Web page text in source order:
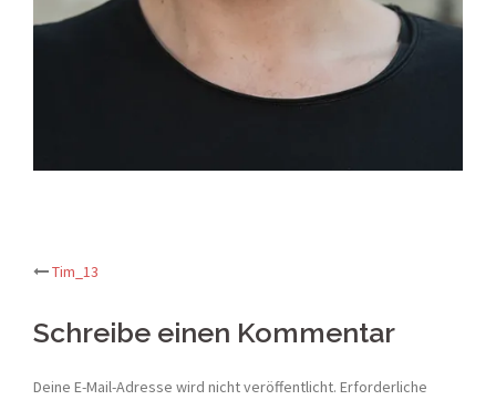
Post
navigation
Tim_13
Schreibe einen Kommentar
Deine E-Mail-Adresse wird nicht veröffentlicht. Erforderliche